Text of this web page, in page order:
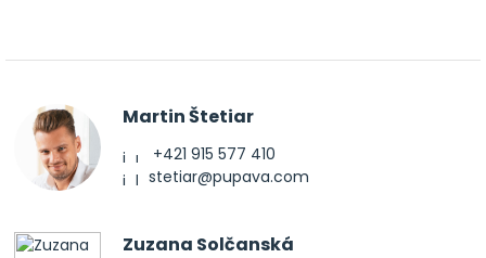
Martin Štetiar
+421 915 577 410
stetiar@pupava.com
Zuzana Solčanská